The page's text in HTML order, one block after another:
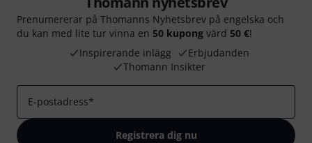
Prenumererar på Thomanns Nyhetsbrev på engelska och
du kan med lite tur vinna en 50 kupong värd 50 €!
Inspirerande inlägg
Erbjudanden
Thomann Insikter
E-postadress*
Registrera dig nu